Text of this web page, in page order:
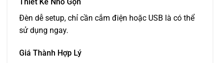
Đèn dễ setup, chỉ cần cắm điện hoặc USB là có thể
sử dụng ngay.
Giá Thành Hợp Lý